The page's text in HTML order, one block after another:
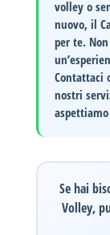
volley o
nuovo, il
per te.
Contattaci
nostri
Se hai
Volley,